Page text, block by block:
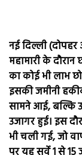
नई दिल्ली (दोपहर
महामारी के
का कोई भी लाभ
इसकी जमीनी
सामने आई, बल्कि
उजागर हुई। इस
भी चली गई, जो